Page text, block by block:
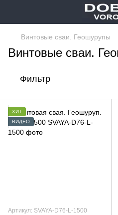
Винтовые сваи. Геошурупы
Винтовые сваи.
Фильтр
ХИТ
ВИДЕО
Артикул: SVAYA-D76-L-1500